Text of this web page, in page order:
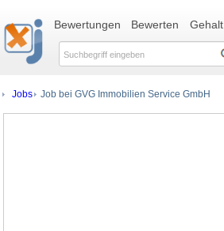
Bewertungen Bewerten Gehalt
Jobs Job bei GVG Immobilien Service GmbH